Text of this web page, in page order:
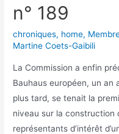
n° 189
chroniques, home,
Martine Coets-Gaibili
La Commission a enfin
Bauhaus européen, un an
plus tard, se tenait la
niveau sur la construction
représentants d’intérêt